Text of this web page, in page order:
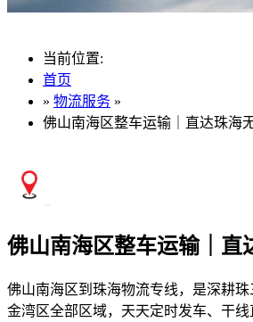
当前位置:
首页
» 物流服务 »
佛山南海区整车运输｜直达珠海
佛山南海区整车运输｜直
佛山南海区到珠海物流专线，是深耕
金湾区全部区域，天天定时发车、干